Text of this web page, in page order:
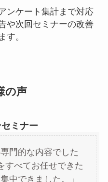
ンケート集計まで対応
や次回セミナーの改善
す。
の声
ミナー
門的な内容でした
すべてお任せできた
中できました。」